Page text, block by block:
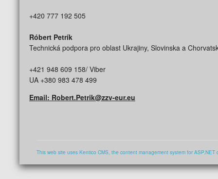
+420 777 192 505
Róbert Petrík
Technická podpora pro oblast Ukrajiny, Slovinska a
+421 948 609 158/ Viber
UA +380 983 478 499
Email: Robert.Petrik@zzv-eur.eu
This web site uses Kentico CMS, the content management system for ASP.NET